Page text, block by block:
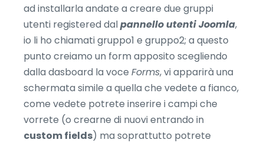
ad installarla andate a creare due gruppi
utenti registered dalpannello utenti Joomla,
io li ho chiamati gruppo1 e gruppo2; a questo
punto creiamo un form apposito scegliendo
dalla dasboard la voce Forms, vi apparirà una
schermata simile a quella che vedete a fianco,
come vedete potrete inserire i campi che
vorrete (o crearne di nuovi entrando in
custom fields) ma soprattutto potrete